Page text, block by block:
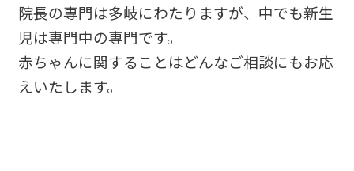
院長の専門は多岐にわたりますが、中でも新生
児は専門中の専門です。
赤ちゃんに関することはどんなご相談にもお応
えいたします。